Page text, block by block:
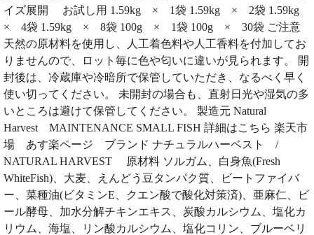
イズ展開 お試し用 1.59kg × 1袋 1.59kg × 2袋 1.59kg
× 4袋 1.59kg × 8袋 100g × 1袋 100g × 30袋 ご注意
天然の原材料を使用し、人工着色料や人工香料を付加してお
りませんので、ロット毎に色や匂いに違いが見られます。 開
封後は、冷蔵庫や冷暗所で保管していただき、なるべく早く
使い切ってください。 未開封の場合も、直射日光や湿気の多
いところは避けて保管してください。 製造元 Natural
Harvest MAINTENANCE SMALL FISH 詳細はこちら 楽天市
場 あす楽ページ ブランド ナチュラルハーベスト /
NATURAL HARVEST 原材料 ソルガム、白身魚(Fresh
WhiteFish)、大麦、えんどう豆タンパク質、ビートファイバ
ー、菜種油(ビタミンE、クエン酸で酸化対策済)、亜麻仁、ビ
ール酵母、加水分解チキンエキス、炭酸カルシウム、塩化カ
リウム、海塩、リン酸カルシウム、塩化コリン、ブルーベリ